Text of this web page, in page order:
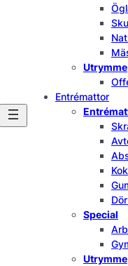
Utrymme
Entrémattor
Special
Utrymme